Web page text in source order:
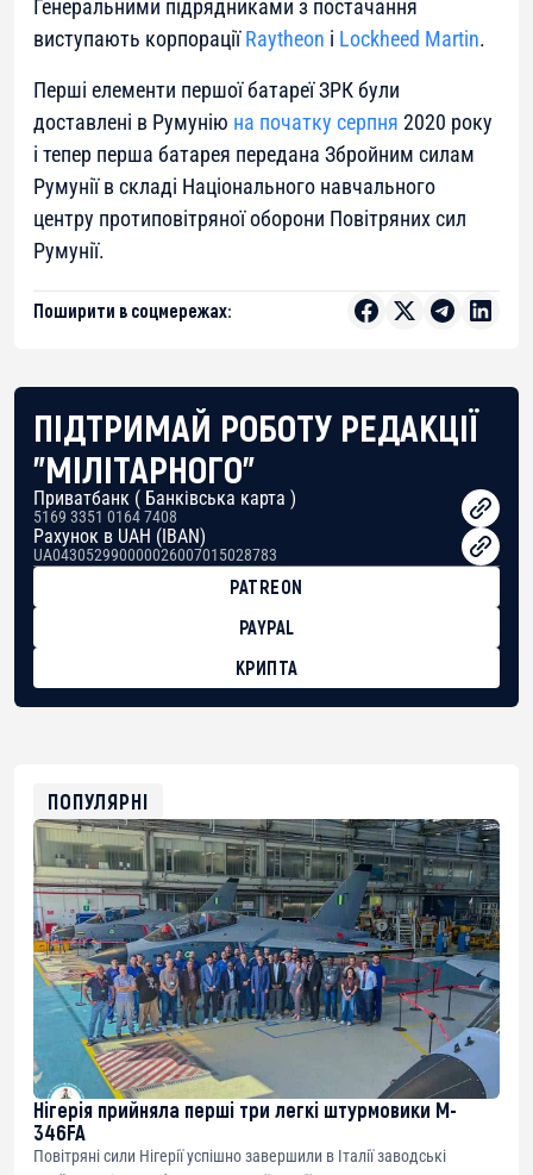
Генеральними підрядниками з постачання
виступають корпораціїRaytheon і Lockheed Martin.
Перші елементи першої батареї ЗРК були
доставлені в Румунію на початку серпня 2020 року
і тепер перша батарея передана Збройним силам
Румунії в складі Національного навчального
центру протиповітряної оборони Повітряних сил
Румунії.
Поширити в соцмережах:
ПІДТРИМАЙ РОБОТУ РЕДАКЦІЇ
"МІЛІТАРНОГО"
Приватбанк ( Банківська карта )
5169 3351 0164 7408
Рахунок в UAH (IBAN)
UA043052990000026007015028783
PATREON
PAYPAL
КРИПТА
0xfD02863D3289416fcF50975c9DFda13623f97758
ПОПУЛЯРНІ
Нігерія прийняла перші три легкі штурмовики M-
346FA
Повітряні сили Нігерії успішно завершили в Італії заводські